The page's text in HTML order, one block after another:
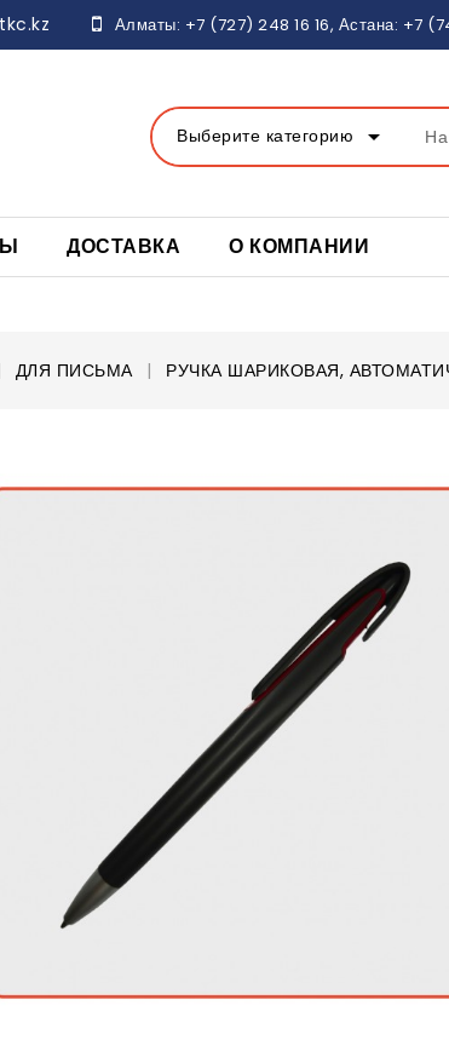
Алматы: +7 (727) 248 16 16, Астана: +7
Выберите категорию arrow_drop_down
ДОСТАВКА О КОМПАНИИ
ДЛЯ ПИСЬМА РУЧКА ШАРИКОВАЯ,